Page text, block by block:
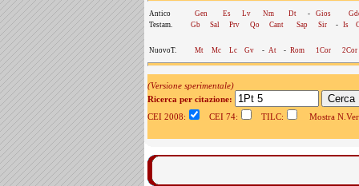
Antico Gen Es Lv Nm Dt - Gios
Testam.
Gb Sal Prv Qo Cant Sap Sir - Is
NuovoT. Mt Mc Lc Gv - At - Rom 1Cor 2Cor
(Versione sperimentale)
Ricerca per citazione:
CEI 2008:
CEI 74: TILC: Mostra